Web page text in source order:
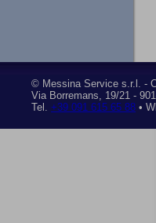
© Messina Service s.r.l. -
Via Borremans, 19/21 -
Tel. +39 091 615 65 88 •